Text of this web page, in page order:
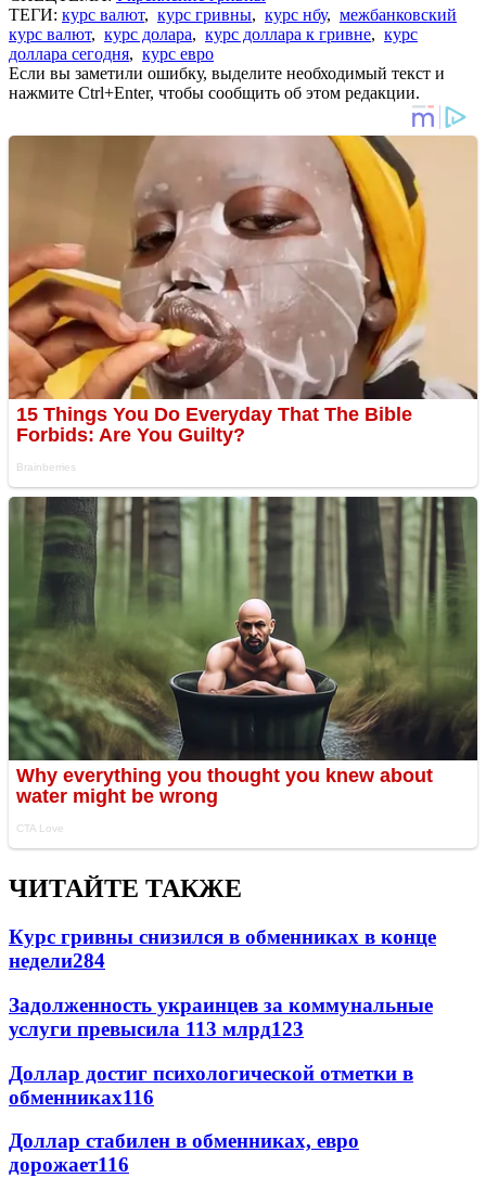
ТЕГИ: курс валют, курс гривны, курс нбу, межбанковский
курс валют, курс долара, курс доллара к гривне, курс
доллара сегодня, курс евро
Если вы заметили ошибку, выделите необходимый текст и
нажмите Ctrl+Enter, чтобы сообщить об этом редакции.
ЧИТАЙТЕ ТАКЖЕ
Курс гривны снизился в обменниках в конце
недели284
Задолженность украинцев за коммунальные
услуги превысила 113 млрд123
Доллар достиг психологической отметки в
обменниках116
Доллар стабилен в обменниках, евро
дорожает116